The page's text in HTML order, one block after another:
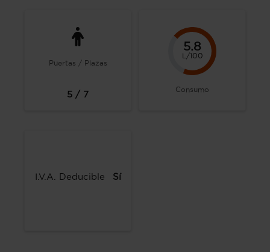
Puertas / Plazas
5 / 7
5.8
L/100
Consumo
I.V.A. Deducible Sí